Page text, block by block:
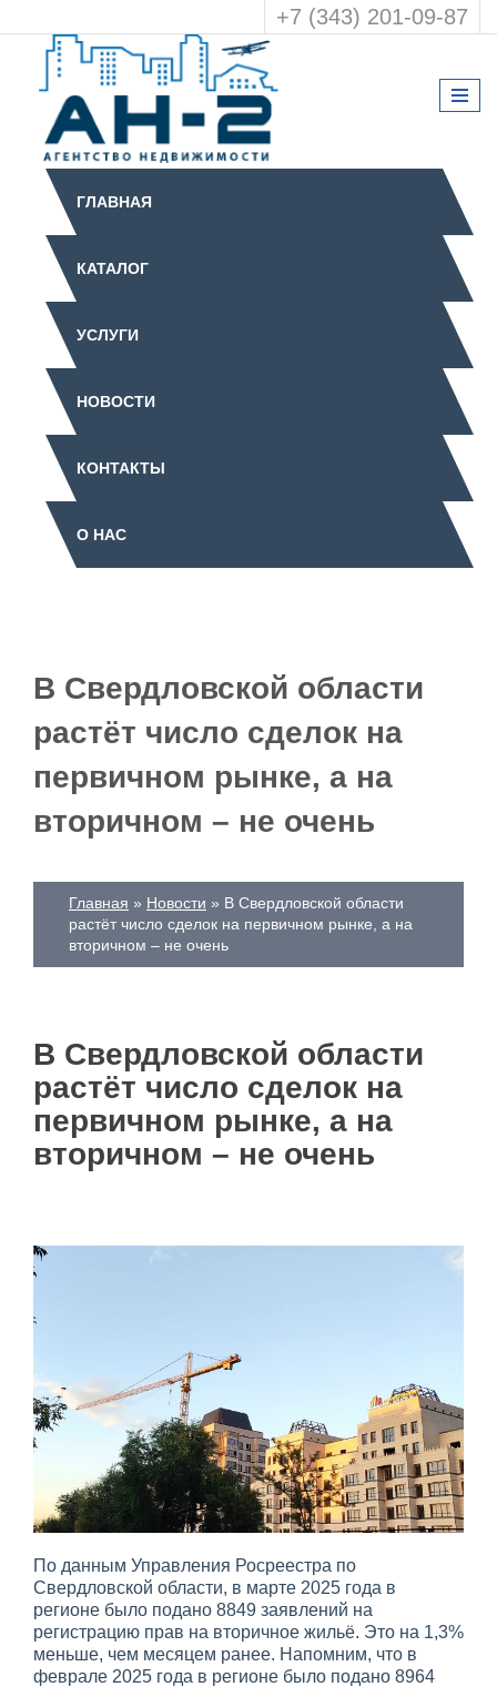
+7 (343) 201-09-87
ГЛАВНАЯ
КАТАЛОГ
УСЛУГИ
НОВОСТИ
КОНТАКТЫ
О НАС
В Свердловской области
растёт число сделок на
первичном рынке, а на
вторичном – не очень
Главная Новости
В Свердловской области
растёт число сделок на первичном рынке, а на
вторичном – не очень
В Свердловской области
растёт число сделок на
первичном рынке, а на
вторичном – не очень
По данным Управления Росреестра по
Свердловской области, в марте 2025 года в
регионе было подано 8849 заявлений на
регистрацию прав на вторичное жильё. Это на 1,3%
меньше, чем месяцем ранее. Напомним, что в
феврале 2025 года в регионе было подано 8964